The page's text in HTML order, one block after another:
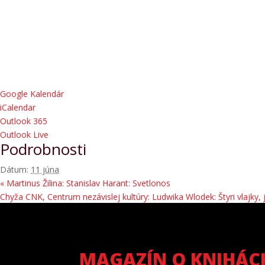
Google Kalendár
iCalendar
Outlook 365
Outlook Live
Podrobnosti
Dátum: 11 júna
« Martinus Žilina: Stanislav Harant: Svetlonos
Chyža CNK, Centrum nezávislej kultúry: Ludwika Wlodek: Štyri vlajky,
MAGAZÍN O